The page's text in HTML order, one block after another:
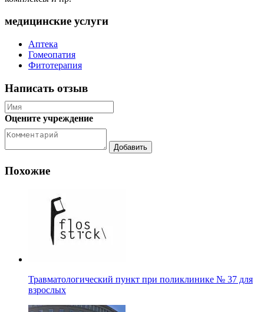
медицинские услуги
Аптека
Гомеопатия
Фитотерапия
Написать отзыв
Оцените учреждение
Похожие
Травматологический пункт при поликлинике № 37 для
взрослых